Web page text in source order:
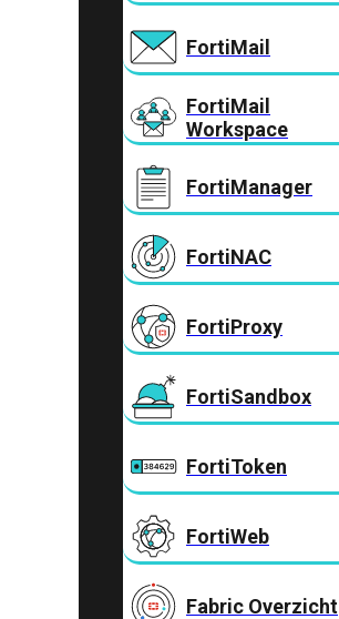
FortiMail
FortiMail
Workspace
FortiManager
FortiNAC
FortiProxy
FortiSandbox
FortiToken
FortiWeb
Fabric Overzicht